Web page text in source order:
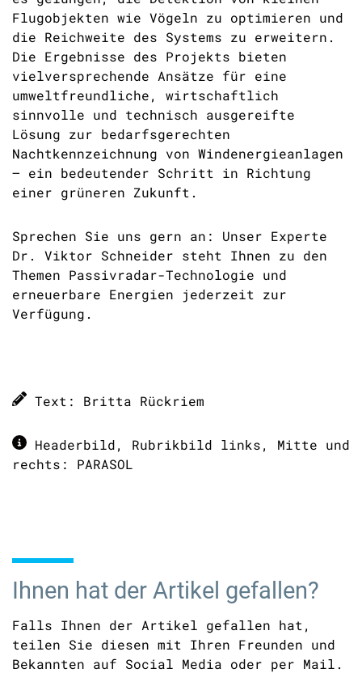
Flugobjekten wie Vögeln zu optimieren und
die Reichweite des Systems zu erweitern.
Die Ergebnisse des Projekts bieten
vielversprechende Ansätze für eine
umweltfreundliche, wirtschaftlich
sinnvolle und technisch ausgereifte
Lösung zur bedarfsgerechten
Nachtkennzeichnung von Windenergieanlagen
– ein bedeutender Schritt in Richtung
einer grüneren Zukunft.
Sprechen Sie uns gern an: Unser Experte
Dr. Viktor Schneider steht Ihnen zu den
Themen Passivradar-Technologie und
erneuerbare Energien jederzeit zur
Verfügung.
Text: Britta Rückriem
Headerbild, Rubrikbild links, Mitte und
rechts: PARASOL
Ihnen hat der Artikel gefallen?
Falls Ihnen der Artikel gefallen hat,
teilen Sie diesen mit Ihren Freunden und
Bekannten auf Social Media oder per Mail.